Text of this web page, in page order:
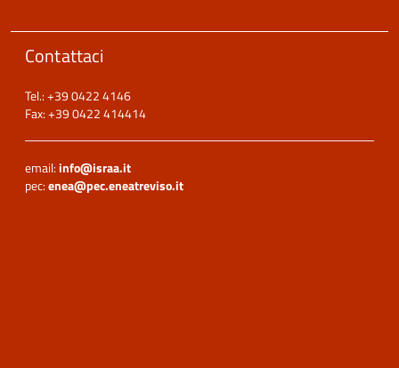
Contattaci
Tel.: +39 0422 4146
Fax: +39 0422 414414
email:info@israa.it
pec:enea@pec.eneatreviso.it